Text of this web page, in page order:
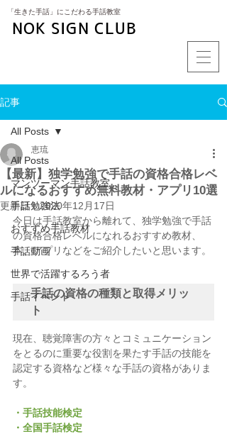
​「生きた手話」にこだわる手話教室
NOK SIGN CLUB
記事
All Posts
マンツーマン手話教室
手話勉強法
おすすめ手話教材
手話動画
世界で活躍するろう者
手話イベント
All Posts
【最新】独学勉強で手話の資格合格レベ
ルになるおすすめ無料教材・アプリ10選
恵琉
更新日：2020年12月17日
今日は手話教室から離れて、独学勉強で手話
の資格合格レベルになれるおすすめ教材、
本、アプリなどをご紹介したいと思います。
手話の資格の種類と取得メリッ
ト
現在、聴覚障害の方々とコミュニケーション
をとるのに重要な役割を果たす手話の技能を
認定する資格など様々な手話の資格がありま
す。
・ 手話技能検定
・ 全国手話検定